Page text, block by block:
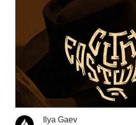
Ilya Gaev